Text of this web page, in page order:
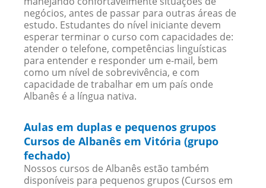
negócios, antes de passar para outras áreas de
estudo. Estudantes do nível iniciante devem
esperar terminar o curso com capacidades de:
atender o telefone, competências linguísticas
para entender e responder um e-mail, bem
como um nível de sobrevivência, e com
capacidade de trabalhar em um país onde
Albanês é a língua nativa.
Aulas em duplas e pequenos grupos
Cursos de Albanês em Vitória (grupo
fechado)
Nossos cursos de Albanês estão também
disponíveis para pequenos grupos (Cursos em